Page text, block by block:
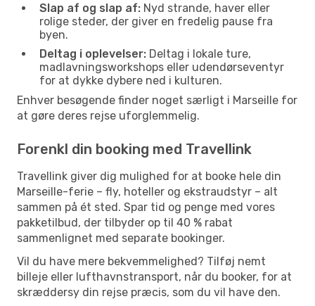
Slap af og slap af: Nyd strande, haver eller
rolige steder, der giver en fredelig pause fra
byen.
Deltag i oplevelser: Deltag i lokale ture,
madlavningsworkshops eller udendørseventyr
for at dykke dybere ned i kulturen.
Enhver besøgende finder noget særligt i Marseille for
at gøre deres rejse uforglemmelig.
Forenkl din booking med Travellink
Travellink giver dig mulighed for at booke hele din
Marseille-ferie – fly, hoteller og ekstraudstyr – alt
sammen på ét sted. Spar tid og penge med vores
pakketilbud, der tilbyder op til 40 % rabat
sammenlignet med separate bookinger.
Vil du have mere bekvemmelighed? Tilføj nemt
billeje eller lufthavnstransport, når du booker, for at
skræddersy din rejse præcis, som du vil have den.